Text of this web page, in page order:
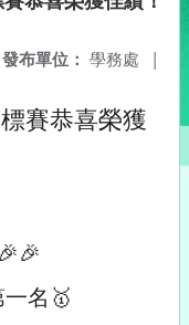
發布單位： 學務處 |
賽恭喜榮獲
名🥇